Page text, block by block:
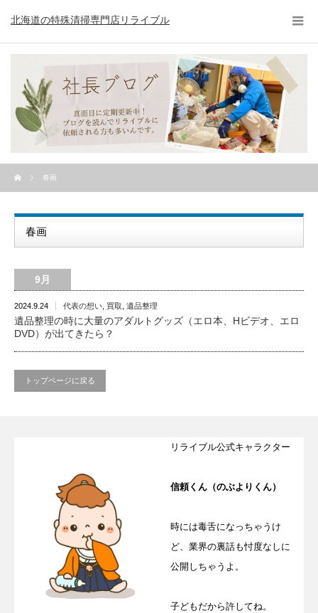
北海道の特殊清掃専門店リライブル
春画
春画
9月
2024.9.24 代表の想い 買取 遺品整理
遺品整理の時に大量のアダルトグッズ（エロ本、Hビデオ、エロ
DVD）が出てきたら？
トップページに戻る
リライブル公式キャラクター
信頼くん（のぶよりくん）
時には毒舌になっちゃうけ
ど、業界の裏話も忖度なしに
公開しちゃうよ。
子どもだから許してね。